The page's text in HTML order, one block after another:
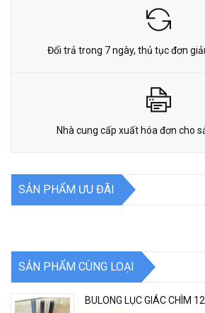
Đổi trả trong 7 ngày, thủ tục đơn
Nhà cung cấp xuất hóa đơn cho
SẢN PHẨM ƯU ĐÃI
SẢN PHẨM CÙNG LOẠI
BULONG LỤC GIÁC CHÌM